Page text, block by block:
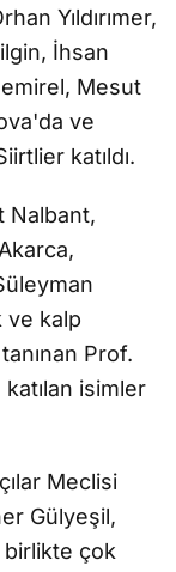
Yıldırımer,
İhsan
Mesut
ve
katıldı.
Nalbant,
ve kalp
Prof.
isimler
Meclisi
Gülyeşil,
birlikte çok